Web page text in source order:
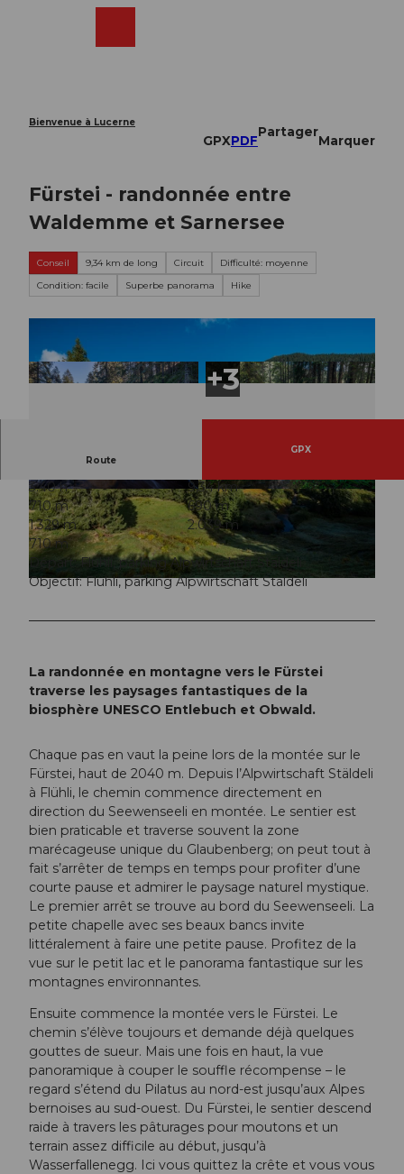
Bienvenue à Lucerne
GPXPDF
Partager
Marquer
Fürstei - randonnée entre
Waldemme et Sarnersee
Conseil 9,34 km de long Circuit
Difficulté: moyenne
Condition: facile
Superbe panorama Hike
© Martin Mägli, UNESCO Biosphäre Entlebuch
© Martin Mägli, UNESCO Biosphäre Entlebuch © Martin Mägli, UNESCO Biosphäre Entlebuch
Route
GPX
3:40 h
9,34 km
710 m
690 m
1.329 m
2.039 m
710 m
Départ: Flühli, parking Alpwirtschaft Stäldeli
Objectif: Flühli, parking Alpwirtschaft Stäldeli
La randonnée en montagne vers le Fürstei
traverse les paysages fantastiques de la
biosphère UNESCO Entlebuch et Obwald.
Chaque pas en vaut la peine lors de la montée sur le
Fürstei, haut de 2040 m. Depuis l’Alpwirtschaft Stäldeli
à Flühli, le chemin commence directement en
direction du Seewenseeli en montée. Le sentier est
bien praticable et traverse souvent la zone
marécageuse unique du Glaubenberg; on peut tout à
fait s’arrêter de temps en temps pour profiter d’une
courte pause et admirer le paysage naturel mystique.
Le premier arrêt se trouve au bord du Seewenseeli. La
petite chapelle avec ses beaux bancs invite
littéralement à faire une petite pause. Profitez de la
vue sur le petit lac et le panorama fantastique sur les
montagnes environnantes.
Ensuite commence la montée vers le Fürstei. Le
chemin s’élève toujours et demande déjà quelques
gouttes de sueur. Mais une fois en haut, la vue
panoramique à couper le souffle récompense – le
regard s’étend du Pilatus au nord-est jusqu’aux Alpes
bernoises au sud-ouest. Du Fürstei, le sentier descend
raide à travers les pâturages pour moutons et un
terrain assez difficile au début, jusqu’à
Wasserfallenegg. Ici vous quittez la crête et vous vous